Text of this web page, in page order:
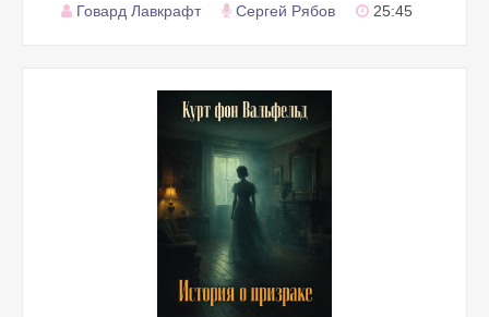
Говард Лавкрафт Сергей Рябов 25:45